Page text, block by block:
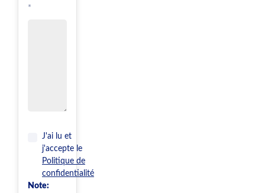
*
J'ai lu et
j'accepte le
Politique de
confidentialité
Note: